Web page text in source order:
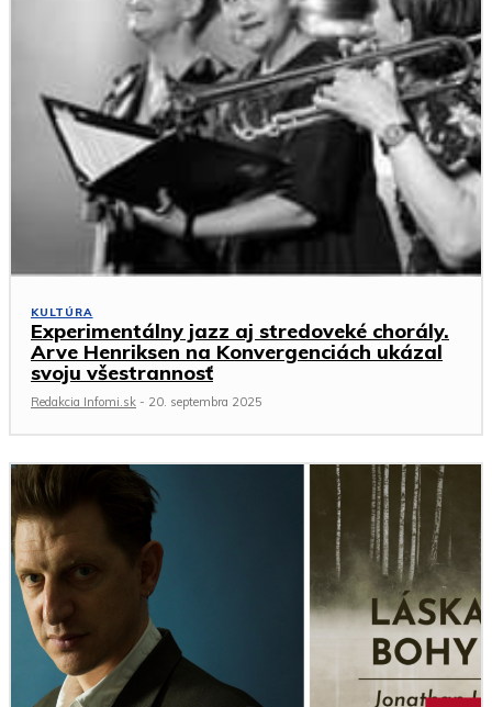
KULTÚRA
Experimentálny jazz aj stredoveké chorály.
Arve Henriksen na Konvergenciách ukázal
svoju všestrannosť
Redakcia Infomi.sk - 20. septembra 2025